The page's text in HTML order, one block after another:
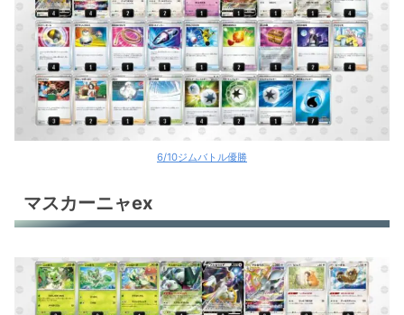
サーナイトex
サーナイトex
アルセウスV＋ギラティナV
アルセウスV+ギラティナV
アルセウスV＋ギラティナV
ロストギラティナ
ロストギラティナ
ロストバレット
ロストバレット
6/10ジムバトル優勝
マスカーニャex